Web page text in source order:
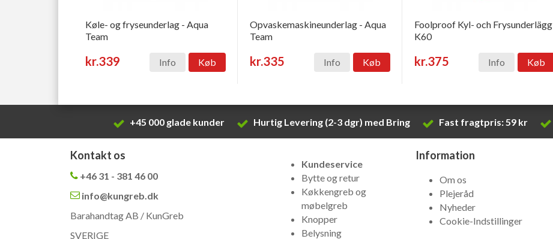
Køle- og fryseunderlag - Aqua
Team
kr.339 Info Køb
Opvaskemaskineunderlag - Aqua
Team
kr.335 Info Køb
Foolproof Kyl- och Frysunderlägg
K60
kr.375 Info Køb
+45 000 glade kunder Hurtig Levering (2-3 dgr) med Bring Fast fragtpris: 59 kr
Kontakt os
+46 31 - 381 46 00
info@kungreb.dk
Barahandtag AB / KunGreb
SVERIGE
Kundeservice
Bytte og retur
Køkkengreb og
møbelgreb
Knopper
Belysning
Information
Om os
Plejeråd
Nyheder
Cookie-Indstillinger